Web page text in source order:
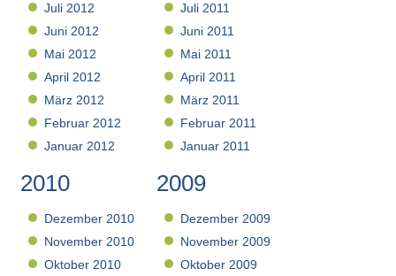
Juli 2012
Juni 2012
Mai 2012
April 2012
März 2012
Februar 2012
Januar 2012
Juli 2011
Juni 2011
Mai 2011
April 2011
März 2011
Februar 2011
Januar 2011
2010
Dezember 2010
November 2010
Oktober 2010
2009
Dezember 2009
November 2009
Oktober 2009